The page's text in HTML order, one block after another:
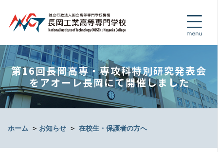
第16回長岡高専・専攻科特別研究発表会
をアオーレ長岡にて開催しました
ホーム ＞ お知らせ ＞ 在校生・保護者の方へ